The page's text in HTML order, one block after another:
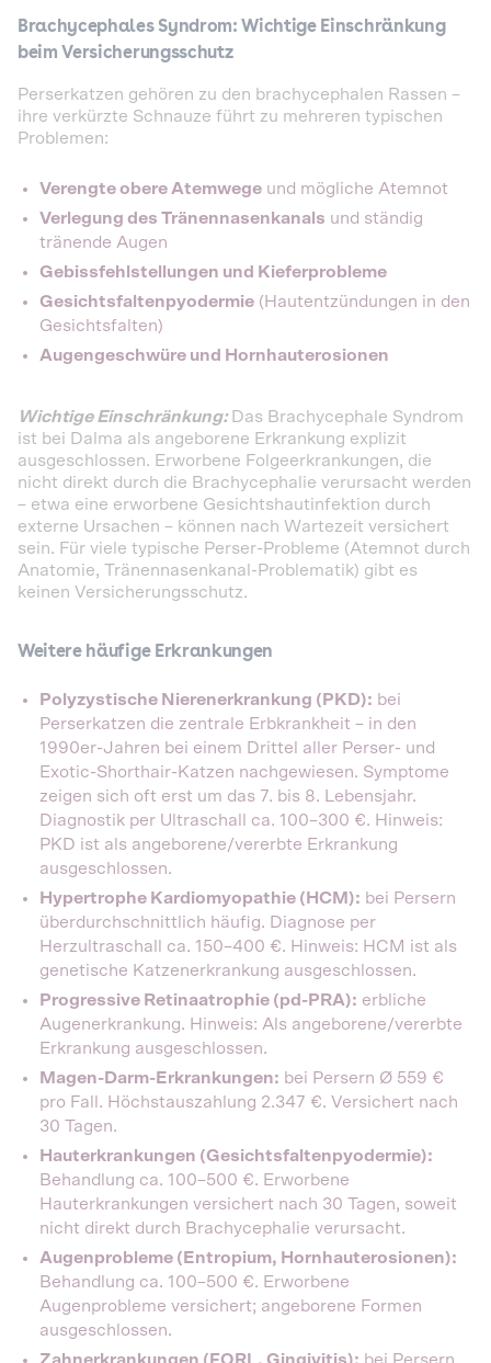
Brachycephales Syndrom: Wichtige Einschränkung
beim Versicherungsschutz
Perserkatzen gehören zu den brachycephalen Rassen –
ihre verkürzte Schnauze führt zu mehreren typischen
Problemen:
Verengte obere Atemwege und mögliche Atemnot
Verlegung des Tränennasenkanals und ständig
tränende Augen
Gebissfehlstellungen und Kieferprobleme
Gesichtsfaltenpyodermie (Hautentzündungen in den
Gesichtsfalten)
Augengeschwüre und Hornhauterosionen
Wichtige Einschränkung: Das Brachycephale Syndrom
ist bei Dalma als angeborene Erkrankung explizit
ausgeschlossen. Erworbene Folgeerkrankungen, die
nicht direkt durch die Brachycephalie verursacht werden
– etwa eine erworbene Gesichtshautinfektion durch
externe Ursachen – können nach Wartezeit versichert
sein. Für viele typische Perser-Probleme (Atemnot durch
Anatomie, Tränennasenkanal-Problematik) gibt es
keinen Versicherungsschutz.
Weitere häufige Erkrankungen
Polyzystische Nierenerkrankung (PKD): bei
Perserkatzen die zentrale Erbkrankheit – in den
1990er-Jahren bei einem Drittel aller Perser- und
Exotic-Shorthair-Katzen nachgewiesen. Symptome
zeigen sich oft erst um das 7. bis 8. Lebensjahr.
Diagnostik per Ultraschall ca. 100–300 €. Hinweis:
PKD ist als angeborene/vererbte Erkrankung
ausgeschlossen.
Hypertrophe Kardiomyopathie (HCM): bei Persern
überdurchschnittlich häufig. Diagnose per
Herzultraschall ca. 150–400 €. Hinweis: HCM ist als
genetische Katzenerkrankung ausgeschlossen.
Progressive Retinaatrophie (pd-PRA): erbliche
Augenerkrankung. Hinweis: Als angeborene/vererbte
Erkrankung ausgeschlossen.
Magen-Darm-Erkrankungen: bei Persern Ø 559 €
pro Fall. Höchstauszahlung 2.347 €. Versichert nach
30 Tagen.
Hauterkrankungen (Gesichtsfaltenpyodermie):
Behandlung ca. 100–500 €. Erworbene
Hauterkrankungen versichert nach 30 Tagen, soweit
nicht direkt durch Brachycephalie verursacht.
Augenprobleme (Entropium, Hornhauterosionen):
Behandlung ca. 100–500 €. Erworbene
Augenprobleme versichert; angeborene Formen
ausgeschlossen.